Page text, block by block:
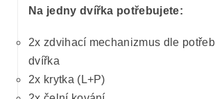
Na jedny dvířka potřebujete:
2x zdvihací mechanizmus dle
dvířka
2x krytka (L+P)